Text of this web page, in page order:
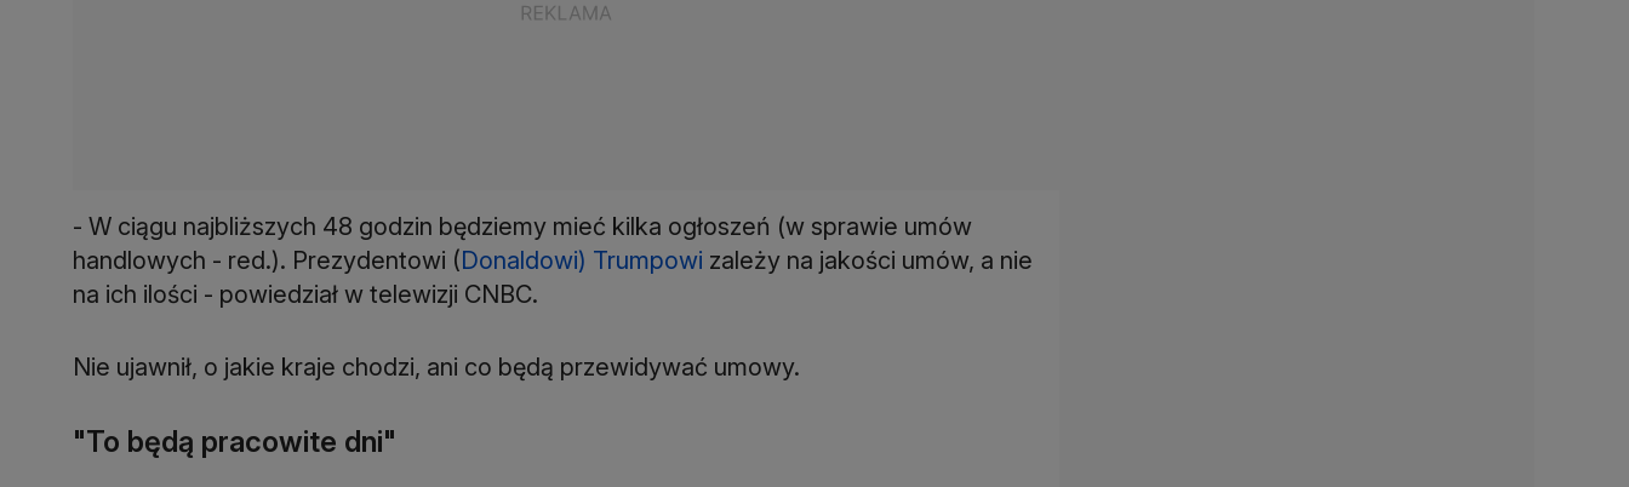
- W ciągu najbliższych 48 godzin będziemy mieć kilka ogłoszeń (w sprawie umów
handlowych - red.). Prezydentowi (Donaldowi) Trumpowi zależy na jakości umów, a nie
na ich ilości - powiedział w telewizji CNBC.
Nie ujawnił, o jakie kraje chodzi, ani co będą przewidywać umowy.
"To będą pracowite dni"